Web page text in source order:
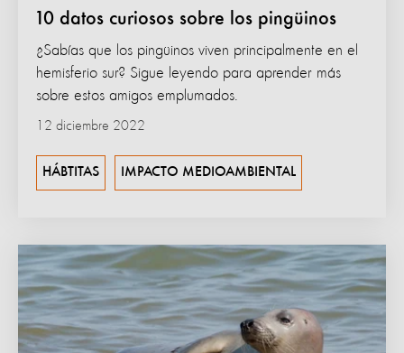
10 datos curiosos sobre los pingüinos
¿Sabías que los pingüinos viven principalmente en el
hemisferio sur? Sigue leyendo para aprender más
sobre estos amigos emplumados.
12 diciembre 2022
HÁBTITAS IMPACTO MEDIOAMBIENTAL